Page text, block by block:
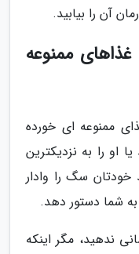
آن را بیابید.
غذاهای ممنوعه
ممنوعه ای خورده
او را به نزدیکترین
خودتان سگ را وادار
به شما دستور دهد.
ندهید، مگر اینکه